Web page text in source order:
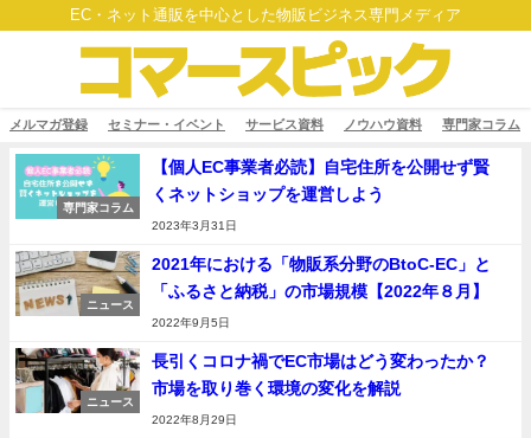
EC・ネット通販を中心とした物販ビジネス専門メディア
メルマガ登録 セミナー・イベント サービス資料 ノウハウ資料 専門家コラム
専門家コラム
【個人EC事業者必読】自宅住所を公開せず賢
くネットショップを運営しよう
2023年3月31日
ニュース
2021年における「物販系分野のBtoC-EC」と
「ふるさと納税」の市場規模【2022年８月】
2022年9月5日
ニュース
長引くコロナ禍でEC市場はどう変わったか？
市場を取り巻く環境の変化を解説
2022年8月29日